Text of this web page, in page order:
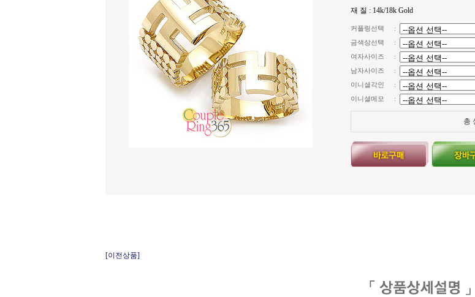
재 질 : 14k/18k Gold
커플링선택
:
금색상선택
:
여자사이즈
:
남자사이즈
:
이니셜각인
:
이니셜메모
:
총
[이전상품]